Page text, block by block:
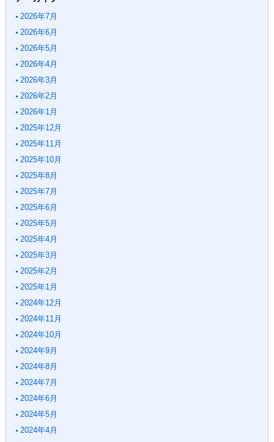
2026年7月
2026年6月
2026年5月
2026年4月
2026年3月
2026年2月
2026年1月
2025年12月
2025年11月
2025年10月
2025年8月
2025年7月
2025年6月
2025年5月
2025年4月
2025年3月
2025年2月
2025年1月
2024年12月
2024年11月
2024年10月
2024年9月
2024年8月
2024年7月
2024年6月
2024年5月
2024年4月